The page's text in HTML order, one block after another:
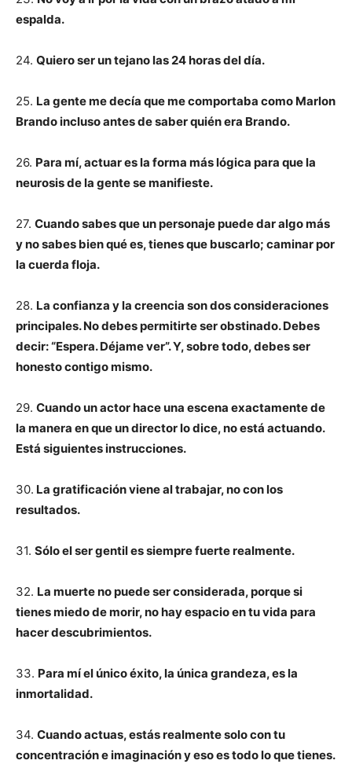
espalda.
24. Quiero ser un tejano las 24 horas del día.
25. La gente me decía que me comportaba como Marlon
Brando incluso antes de saber quién era Brando.
26. Para mí, actuar es la forma más lógica para que la
neurosis de la gente se manifieste.
27. Cuando sabes que un personaje puede dar algo más
y no sabes bien qué es, tienes que buscarlo; caminar por
la cuerda floja.
28. La confianza y la creencia son dos consideraciones
principales. No debes permitirte ser obstinado. Debes
decir: “Espera. Déjame ver”. Y, sobre todo, debes ser
honesto contigo mismo.
29. Cuando un actor hace una escena exactamente de
la manera en que un director lo dice, no está actuando.
Está siguientes instrucciones.
30. La gratificación viene al trabajar, no con los
resultados.
31. Sólo el ser gentil es siempre fuerte realmente.
32. La muerte no puede ser considerada, porque si
tienes miedo de morir, no hay espacio en tu vida para
hacer descubrimientos.
33. Para mí el único éxito, la única grandeza, es la
inmortalidad.
34. Cuando actuas, estás realmente solo con tu
concentración e imaginación y eso es todo lo que tienes.